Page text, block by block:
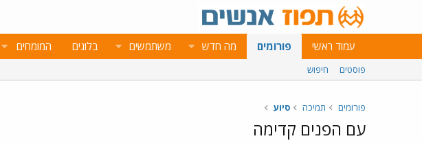
עמוד ראשי פורומים מה חדש משתמשים בלוגים המומחים
פוסטים חיפוש
פורומים תמיכה סיוע
עם הפנים קדימה